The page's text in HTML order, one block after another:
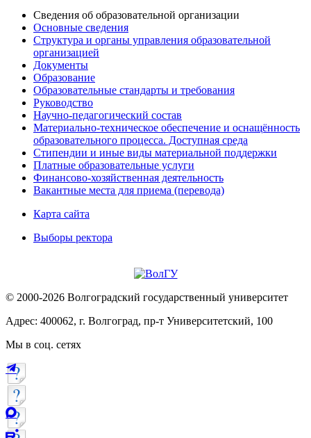
Сведения об образовательной организации
Основные сведения
Структура и органы управления образовательной
организацией
Документы
Образование
Образовательные стандарты и требования
Руководство
Научно-педагогический состав
Материально-техническое обеспечение и оснащённость
образовательного процесса. Доступная среда
Стипендии и иные виды материальной поддержки
Платные образовательные услуги
Финансово-хозяйственная деятельность
Вакантные места для приема (перевода)
Карта сайта
Выборы ректора
© 2000-2026 Волгоградский государственный университет
Адрес: 400062, г. Волгоград, пр-т Университетский, 100
Мы в соц. сетях